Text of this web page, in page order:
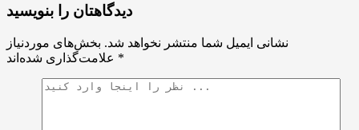
دیدگاهتان را بنویسید
نشانی ایمیل شما منتشر نخواهد شد. بخش‌های موردنیاز
*